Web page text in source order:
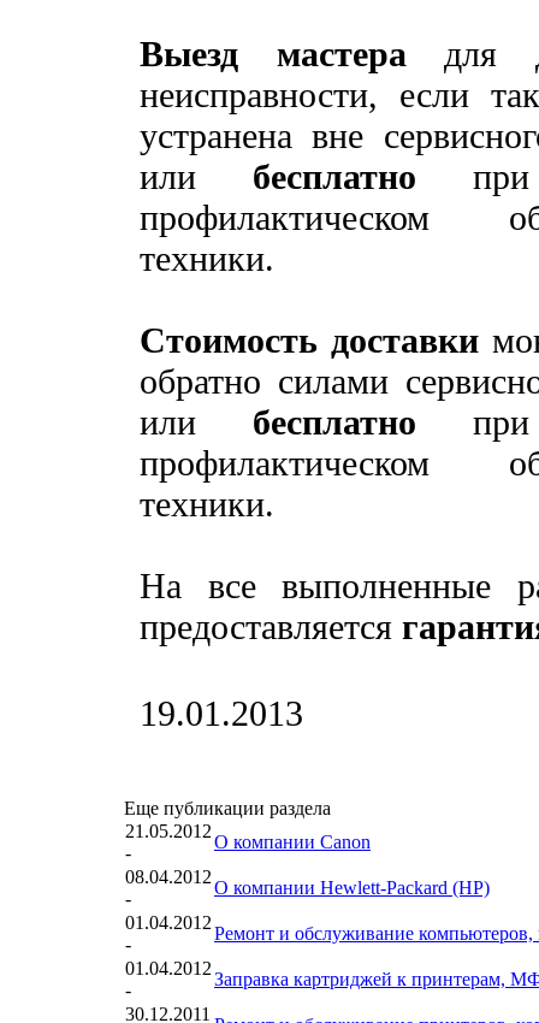
Выезд мастера для
неисправности, если
устранена вне
или бесплатно
профилактическом
техники.
Стоимость доставки
обратно силами
или бесплатно
профилактическом
техники.
На все выполненные
предоставляется
19.01.2013
Еще публикации раздела
21.05.2012
-
О компании Canon
08.04.2012
-
О компании Hewlett-Packard (HP)
01.04.2012
-
Ремонт и обслуживание компьютеров,
01.04.2012
-
Заправка картриджей к принтерам,
30.12.2011